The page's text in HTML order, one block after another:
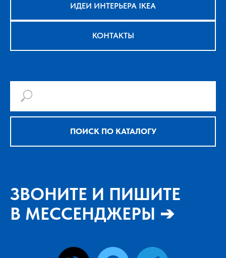
ИДЕИ ИНТЕРЬЕРА IKEA
КОНТАКТЫ
ПОИСК ПО КАТАЛОГУ
ЗВОНИТЕ И ПИШИТЕ
В МЕССЕНДЖЕРЫ ➔